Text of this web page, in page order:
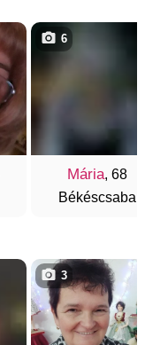
Mária, 68
Békéscsaba
6
3